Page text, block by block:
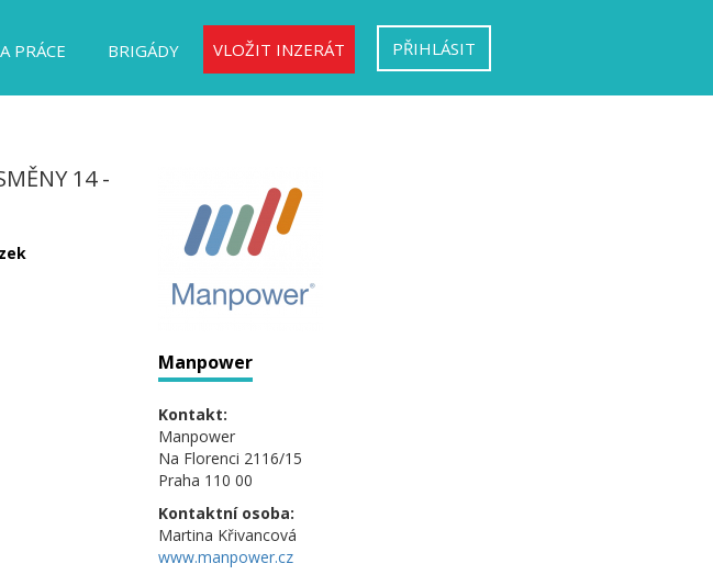
PRÁCE BRIGÁDY VLOŽIT INZERÁT PŘIHLÁSIT
14 -
Manpower
Kontakt:
Manpower
Na Florenci 2116/15
Praha 110 00
Kontaktní osoba:
Martina Křivancová
www.manpower.cz